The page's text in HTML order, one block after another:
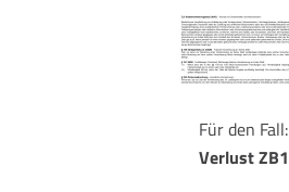
Für den Fall:
Verlust ZB1